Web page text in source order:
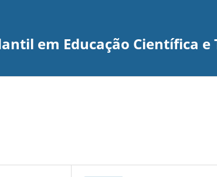
em Educação Científica e